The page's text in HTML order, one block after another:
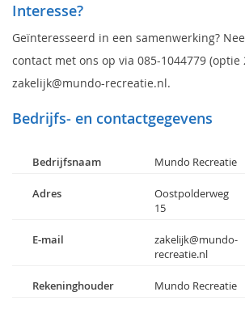
Interesse?
Geïnteresseerd in een samenwerking?
contact met ons op via 085-1044779 (optie
zakelijk@mundo-recreatie.nl.
Bedrijfs- en contactgegevens
Bedrijfsnaam Mundo Recreatie
Adres
Oostpolderweg
15
E-mail
zakelijk@mundo-
recreatie.nl
Rekeninghouder Mundo Recreatie